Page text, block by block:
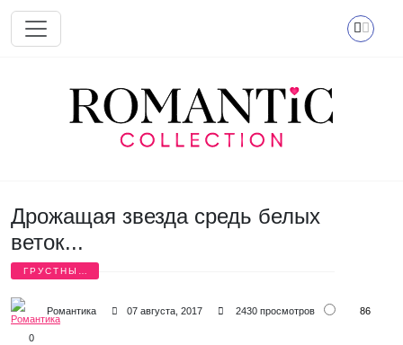
Перейти к основному содержанию
Дрожащая звезда средь белых
веток...
ГРУСТНЫЕ
Романтика 07 августа, 2017 2430 просмотров 86
0